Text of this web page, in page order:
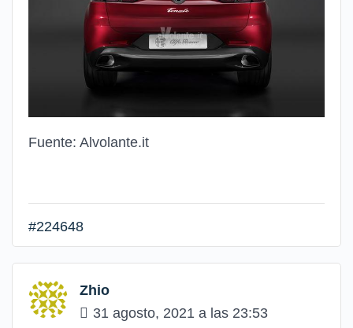
Fuente: Alvolante.it
#224648
Zhio
31 agosto, 2021 a las 23:53